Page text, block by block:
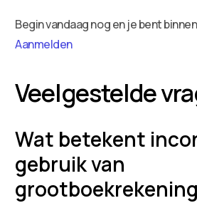
Begin vandaag nog en je bent
Aanmelden
Veelgestelde
Wat betekent
gebruik van